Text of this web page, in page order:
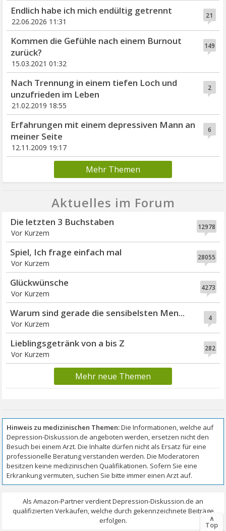
21
Endlich habe ich mich endültig getrennt
22.06.2026 11:31
149
Kommen die Gefühle nach einem Burnout
zurück?
15.03.2021 01:32
2
Nach Trennung in einem tiefen Loch und
unzufrieden im Leben
21.02.2019 18:55
6
Erfahrungen mit einem depressiven Mann an
meiner Seite
12.11.2009 19:17
Mehr Themen
Aktuelles im Forum
12978
Die letzten 3 Buchstaben
Vor Kurzem
28055
Spiel, Ich frage einfach mal
Vor Kurzem
4273
Glückwünsche
Vor Kurzem
4
Warum sind gerade die sensibelsten Men...
Vor Kurzem
282
Lieblingsgetränk von a bis Z
Vor Kurzem
Mehr neue Themen
∧
Top